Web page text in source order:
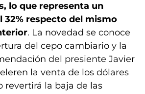
lo que representa un
32% respecto del mismo
. La novedad se conoce
del cepo cambiario y la
del presiente Javier
la venta de los dólares
revertirá la baja de las